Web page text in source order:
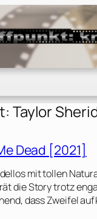
Taylor
Dead [2021]
mit tollen
die Story trotz
dass Zweifel